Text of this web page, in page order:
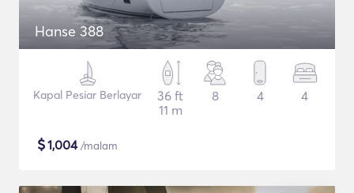
Hanse 388
Kapal Pesiar Berlayar
36 ft
11 m
8 4 4
$1,004/malam